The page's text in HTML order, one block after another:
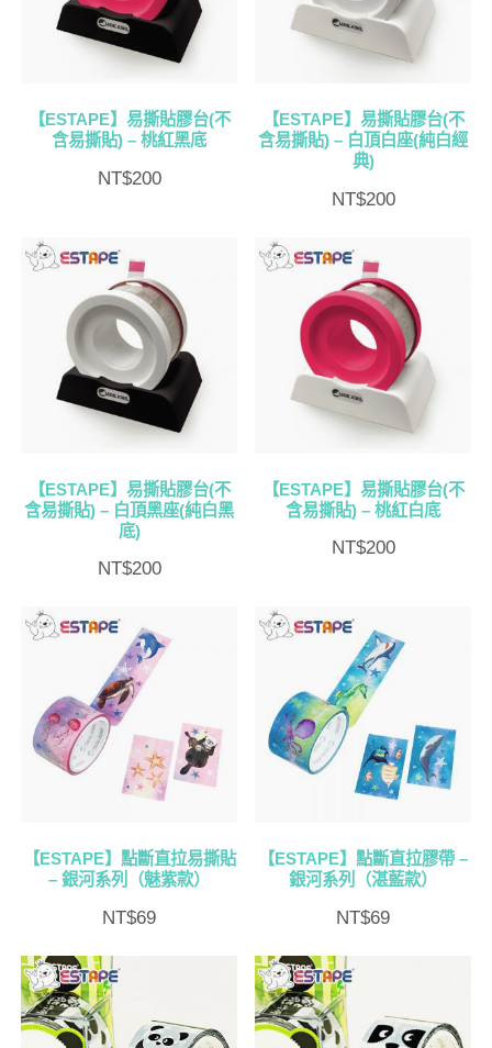
【ESTAPE】易撕貼膠台(不
含易撕貼) – 桃紅黑底
NT$200
【ESTAPE】易撕貼膠台(不
含易撕貼) – 白頂白座(純白經
典)
NT$200
【ESTAPE】易撕貼膠台(不
含易撕貼) – 白頂黑座(純白黑
底)
NT$200
【ESTAPE】易撕貼膠台(不
含易撕貼) – 桃紅白底
NT$200
【ESTAPE】點斷直拉易撕貼
– 銀河系列（魅紫款）
NT$69
【ESTAPE】點斷直拉膠帶 –
銀河系列（湛藍款）
NT$69